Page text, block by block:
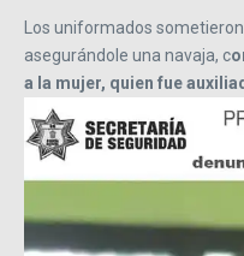
Los uniformados
asegurándole una navaja, c
a la mujer, quien fue